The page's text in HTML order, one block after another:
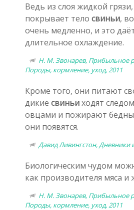
Ведь из слоя жидкой
покрывает тело свиньи,
очень медленно, и это
длительное охлаждение.
Н. М. Звонарев, Прибыльное
Породы, кормление, уход, 2011
Кроме того, они питают
дикие свиньиходят
овцами и пожирают
они появятся.
Давид Ливингстон, Дневники
Биологическим чудом
как производителя мяса и
Н. М. Звонарев, Прибыльное
Породы, кормление, уход, 2011